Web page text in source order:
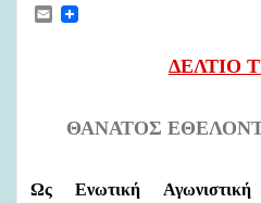
E
m
ΔΕΛΤΙΟ
ΘΑΝΑΤΟΣ
Ως Ενωτική